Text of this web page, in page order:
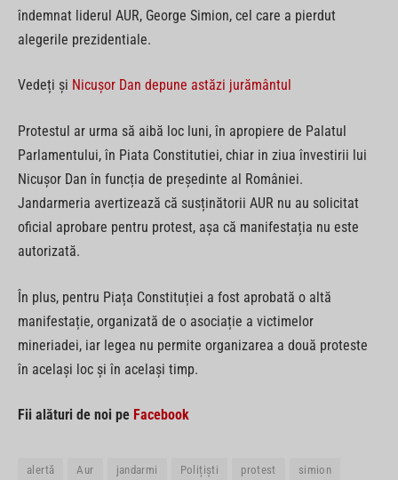
îndemnat liderul AUR, George Simion, cel care a pierdut
alegerile prezidentiale.
Vedeți și Nicușor Dan depune astăzi jurământul
Protestul ar urma să aibă loc luni, în apropiere de Palatul
Parlamentului, în Piata Constitutiei, chiar in ziua învestirii lui
Nicușor Dan în funcția de președinte al României.
Jandarmeria avertizează că susținătorii AUR nu au solicitat
oficial aprobare pentru protest, așa că manifestația nu este
autorizată.
În plus, pentru Piața Constituției a fost aprobată o altă
manifestație, organizată de o asociație a victimelor
mineriadei, iar legea nu permite organizarea a două proteste
în același loc și în același timp.
Fii alături de noi pe Facebook
alertă Aur jandarmi Polițiști protest simion